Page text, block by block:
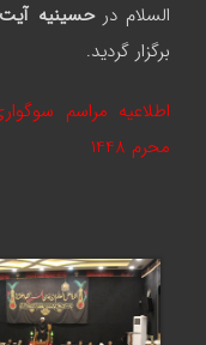
السلام درحسینیه
برگزار گردید.
اطلاعیه مراسم
محرم 1 448